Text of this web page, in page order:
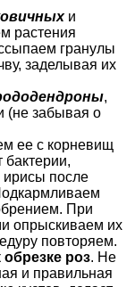
и
растения
гранулы
заделывая их
,
(не забывая о
ее с корневищ
после
При
опрыскиваем их
повторяем.
обрезке роз. Не
и правильная